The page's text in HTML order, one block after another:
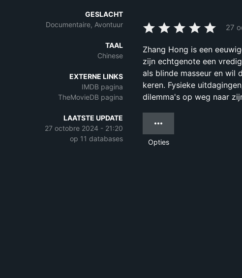
GESLACHT
Documentaire, Avontuur
TAAL
Chinese
EXTERNE LINKS
IMDB pagina
TheMovieDB pagina
LAATSTE UPDATE
27 octobre 2024 - 21:20
op 11 databases
27
Zhang Hong is een
zijn echtgenote een
als blinde masseur en wil
keren. Fysieke
dilemma's op weg naar
Opties